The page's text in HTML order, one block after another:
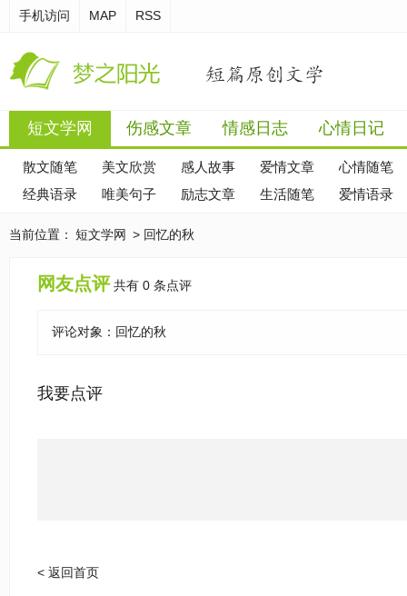
手机访问 MAP RSS
短文学网 伤感文章 情感日志 心情日记
散文随笔 美文欣赏 感人故事 爱情文章
心情随笔
经典语录
唯美句子 励志文章 生活随笔 爱情语录
当前位置： 短文学网 > 回忆的秋
网友点评 共有 0 条点评
评论对象： 回忆的秋
我要点评
< 返回首页